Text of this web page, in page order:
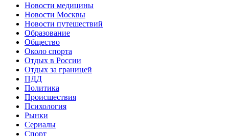
Новости медицины
Новости Москвы
Новости путешествий
Образование
Общество
Около спорта
Отдых в России
Отдых за границей
ПДД
Политика
Происшествия
Психология
Рынки
Сериалы
Спорт